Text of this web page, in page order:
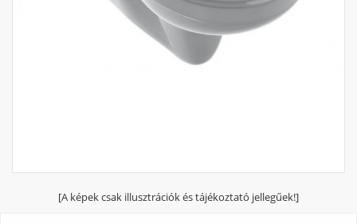
[A képek csak illusztrációk és tájékoztató jellegűek!]